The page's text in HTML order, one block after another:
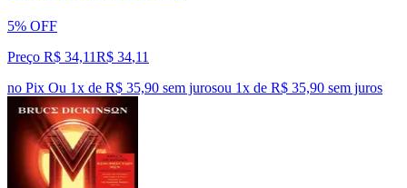
5% OFF
Preço R$ 34,11R$ 34,11
no Pix Ou 1x de R$ 35,90 sem jurosou 1x de R$ 35,90 sem juros